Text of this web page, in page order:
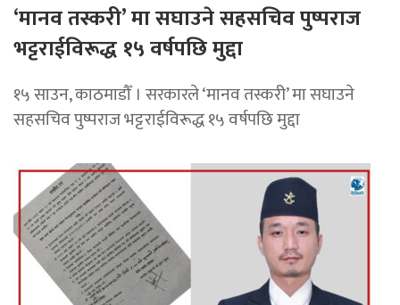
‘मानव तस्करी’ मा सघाउने सहसचिव पुष्पराज
भट्टराईविरूद्ध १५ वर्षपछि मुद्दा
१५ साउन, काठमाडौँ । सरकारले ‘मानव तस्करी’ मा सघाउने
सहसचिव पुष्पराज भट्टराईविरूद्ध १५ वर्षपछि मुद्दा